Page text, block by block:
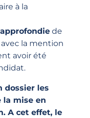
à la
de
la mention
avoir été
dossier les
la mise en
A cet effet, le